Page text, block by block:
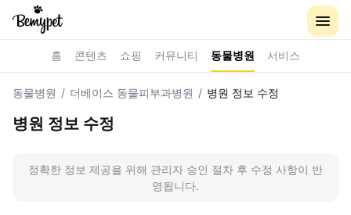
홈 콘텐츠 쇼핑 커뮤니티 동물병원 서비스
동물병원 / 더베이스 동물피부과병원 / 병원 정보 수정
병원 정보 수정
정확한 정보 제공을 위해 관리자 승인 절차 후 수정 사항이 반
영됩니다.